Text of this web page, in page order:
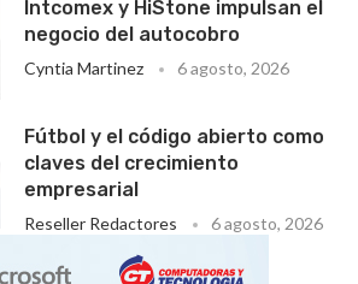
Intcomex y HiStone impulsan el
negocio del autocobro
Cyntia Martinez 6 agosto, 2026
Fútbol y el código abierto como
claves del crecimiento
empresarial
Reseller Redactores 6 agosto, 2026